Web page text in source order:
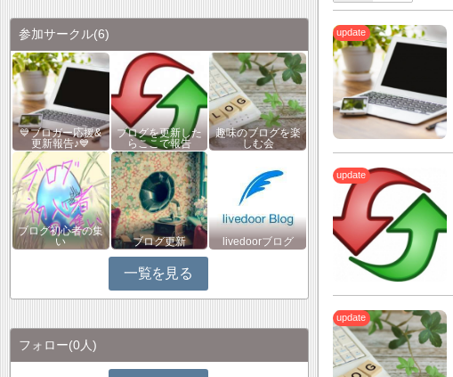
参加サークル(6)
💙ブロガー応援&
更新報告♪💙
ブログを更新した
らここで報告
趣味のブログを楽
しむ会
ブログ初心者の集
い
ブログ更新 livedoorブログ
一覧を見る
フォロー(0人)